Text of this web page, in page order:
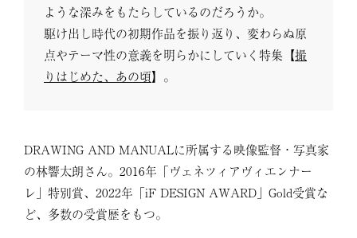
ような深みをもたらしているのだろうか。
駆け出し時代の初期作品を振り返り、変わらぬ原
点やテーマ性の意義を明らかにしていく特集【撮
りはじめた、あの頃】。
DRAWING AND MANUALに所属する映像監督・写真家
の林響太朗さん。2016年「ヴェネツィアヴィエンナー
レ」特別賞、2022年「iF DESIGN AWARD」Gold受賞な
ど、多数の受賞歴をもつ。